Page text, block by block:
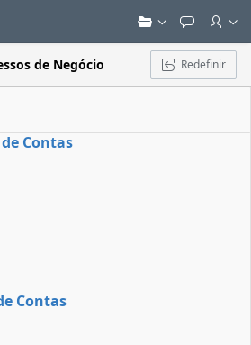
de Negócio Redefinir
Contas
Contas